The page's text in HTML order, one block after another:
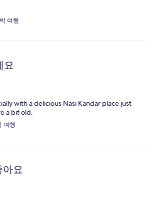
여행
요
with a delicious Nasi Kandar place just
a bit old.
여행
아요